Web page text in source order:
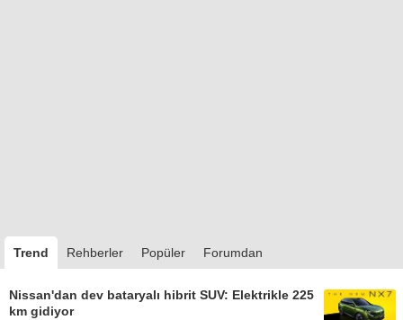
Trend Rehberler Popüler Forumdan
Nissan'dan dev bataryalı hibrit SUV: Elektrikle 225
km gidiyor